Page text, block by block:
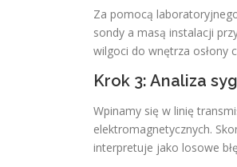
Za pomocą
sondy a masą instalacji
wilgoci do wnętrza osłony
Krok 3: Analiza
Wpinamy się w linię
elektromagnetycznych.
interpretuje jako losowe